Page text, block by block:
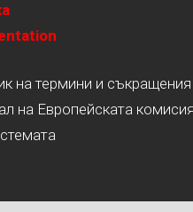
на термини и
на Европейската комисия